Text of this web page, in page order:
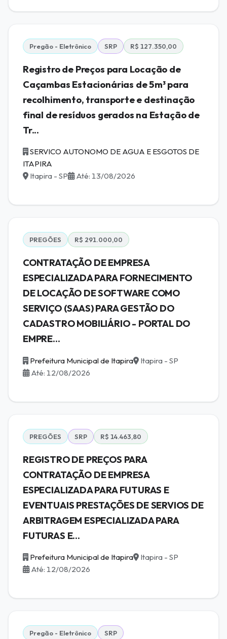
Pregão - Eletrônico SRP R$ 127.350,00
Registro de Preços para Locação de
Caçambas Estacionárias de 5m³ para
recolhimento, transporte e destinação
final de resíduos gerados na Estação de
Tr...
SERVICO AUTONOMO DE AGUA E ESGOTOS DE
ITAPIRA
Itapira - SP
Até: 13/08/2026
PREGÕES R$ 291.000,00
CONTRATAÇÃO DE EMPRESA
ESPECIALIZADA PARA FORNECIMENTO
DE LOCAÇÃO DE SOFTWARE COMO
SERVIÇO (SAAS) PARA GESTÃO DO
CADASTRO MOBILIÁRIO - PORTAL DO
EMPRE...
Prefeitura Municipal de Itapira
Itapira - SP
Até: 12/08/2026
PREGÕES SRP R$ 14.463,80
REGISTRO DE PREÇOS PARA
CONTRATAÇÃO DE EMPRESA
ESPECIALIZADA PARA FUTURAS E
EVENTUAIS PRESTAÇÕES DE SERVIOS DE
ARBITRAGEM ESPECIALIZADA PARA
FUTURAS E...
Prefeitura Municipal de Itapira
Itapira - SP
Até: 12/08/2026
Pregão - Eletrônico SRP